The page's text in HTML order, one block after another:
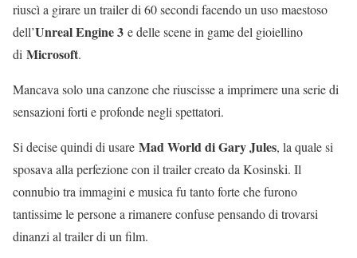
riuscì a girare un trailer di 60 secondi facendo un uso maestoso
dell’Unreal Engine 3 e delle scene in game del gioiellino
di Microsoft.
Mancava solo una canzone che riuscisse a imprimere una serie di
sensazioni forti e profonde negli spettatori.
Si decise quindi di usare Mad World di Gary Jules, la quale si
sposava alla perfezione con il trailer creato da Kosinski. Il
connubio tra immagini e musica fu tanto forte che furono
tantissime le persone a rimanere confuse pensando di trovarsi
dinanzi al trailer di un film.